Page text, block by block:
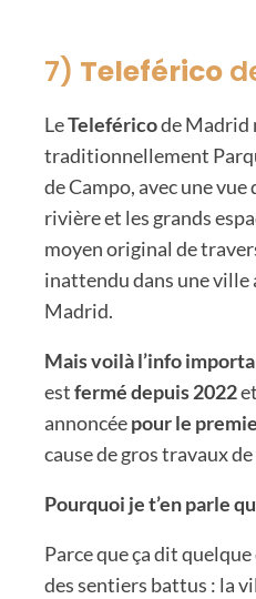
7) Teleférico
LeTeleféricode Madrid
traditionnellement
de Campo, avec une vue
rivière et les grands
moyen original de
inattendu dans une ville
Madrid.
Mais voilà l’info
estfermé depuis 2022
annoncéepour le
cause de gros travaux
Pourquoi je t’en parle
Parce que ça dit
des sentiers battus : la